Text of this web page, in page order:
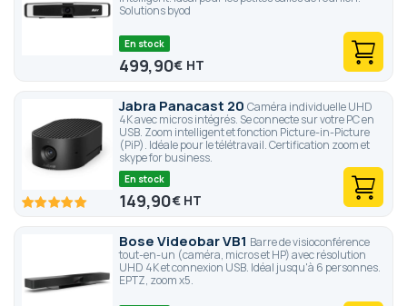
Solutions byod
En stock
499,90€
Jabra Panacast 20 Caméra individuelle UHD
4K avec micros intégrés. Se connecte sur votre PC en
USB. Zoom intelligent et fonction Picture-in-Picture
(PiP). Idéale pour le télétravail. Certification zoom et
skype for business.
100 100
En stock
149,90€
Bose Videobar VB1 Barre de visioconférence
tout-en-un (caméra, micros et HP) avec résolution
UHD 4K et connexion USB. Idéal jusqu'à 6 personnes.
EPTZ, zoom x5.